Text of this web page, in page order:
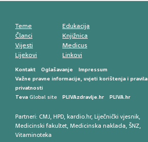
Teme
Članci
Vijesti
Lijekovi
Edukacija
Knjižnica
Medicus
Linkovi
Kontakt Oglašavanje
Impressum
Važne pravne informacije, uvjeti korištenja i pravila
privatnosti
Teva Global site PLIVAzdravlje.hr PLIVA.hr
Partneri: CMJ, HPD, kardio.hr, Liječnički vjesnik,
Medicinski fakultet, Medicinska naklada, ŠNZ,
Vitaminoteka